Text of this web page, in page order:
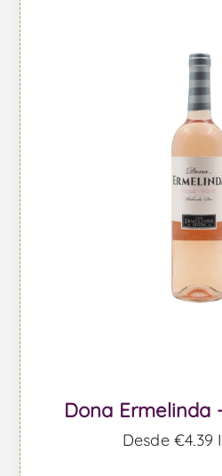
Dona Ermelinda
Desde €4,39